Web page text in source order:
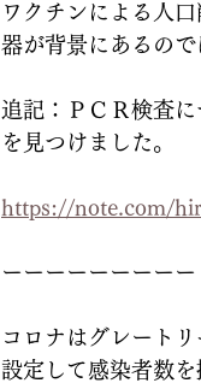
ワクチンによる人
器が背景にあるので
追記：ＰＣＲ検査
を見つけました。
https://note.com/
ーーーーーーーーー
コロナはグレート
設定して感染者数を